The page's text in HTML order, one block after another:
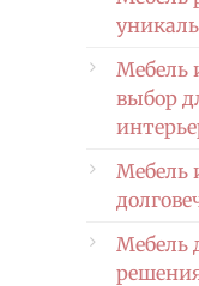
Мебель
выбор
Мебель
Мебель